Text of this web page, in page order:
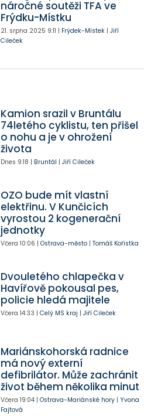
náročné soutěži TFA ve
Frýdku-Místku
21. srpna 2025 9:11 | Frýdek-Místek| Jiří
Cileček
Kamion srazil v Bruntálu
74letého cyklistu, ten přišel
o nohu a je v ohrožení
života
Dnes 9:18 | Bruntál | Jiří Cileček
OZO bude mít vlastní
elektřinu. V Kunčicích
vyrostou 2 kogenerační
jednotky
Včera 10:06 | Ostrava-město| Tomáš Kořistka
Dvouletého chlapečka v
Havířově pokousal pes,
policie hledá majitele
Včera 14:33 | Celý MS kraj | Jiří Cileček
Mariánskohorská radnice
má nový externí
defibrilátor. Může zachránit
život během několika minut
Včera 19:04| Ostrava-Mariánské hory| Yvona
Fajtová